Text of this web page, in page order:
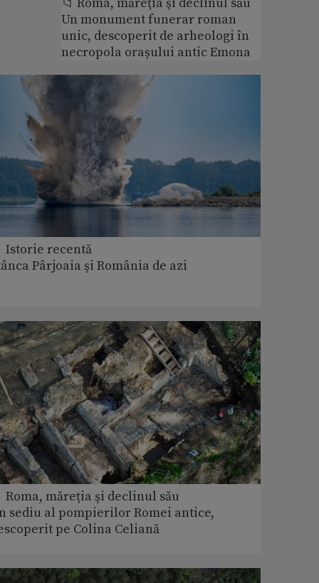
Un monument funerar roman
unic, descoperit de arheologi în
necropola orașului antic Emona
Istorie recentă
Pârjoaia şi România de azi
Roma, măreţia şi declinul său
sediu al pompierilor Romei antice,
pe Colina Celiană